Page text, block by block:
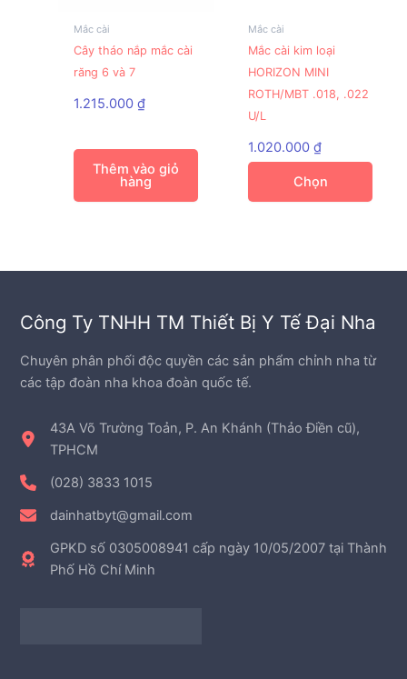
Mắc cài
Cây tháo nắp mắc cài
răng 6 và 7
1.215.000₫
Thêm vào giỏ
hàng
Mắc cài
Mắc cài kim loại
HORIZON MINI
ROTH/MBT .018, .022
U/L
1.020.000₫
Chọn
Sản
phẩm
này
có
nhiều
biến
thể.
tùy
thể
chọn
trên
trang
sản
Công Ty TNHH TM Thiết Bị Y Tế Đại Nha
Chuyên phân phối độc quyền các sản phẩm chỉnh nha từ
các tập đoàn nha khoa đoàn quốc tế.
43A Võ Trường Toản, P. An Khánh (Thảo Điền cũ),
TPHCM
(028) 3833 1015
dainhatbyt@gmail.com
GPKD số 0305008941 cấp ngày 10/05/2007 tại Thành
Phố Hồ Chí Minh